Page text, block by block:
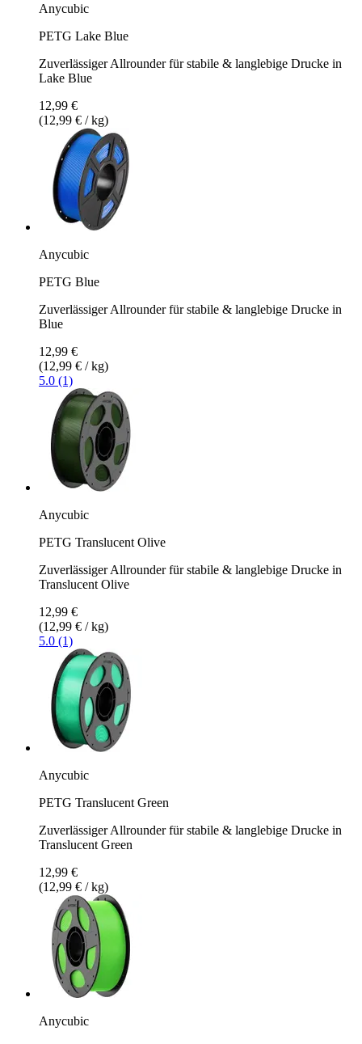
Anycubic
PETG Lake Blue
Zuverlässiger Allrounder für stabile & langlebige Drucke in
Lake Blue
12,99 €
(12,99 € / kg)
Anycubic
PETG Blue
Zuverlässiger Allrounder für stabile & langlebige Drucke in
Blue
12,99 €
(12,99 € / kg)
5.0 (1)
Anycubic
PETG Translucent Olive
Zuverlässiger Allrounder für stabile & langlebige Drucke in
Translucent Olive
12,99 €
(12,99 € / kg)
5.0 (1)
Anycubic
PETG Translucent Green
Zuverlässiger Allrounder für stabile & langlebige Drucke in
Translucent Green
12,99 €
(12,99 € / kg)
Anycubic